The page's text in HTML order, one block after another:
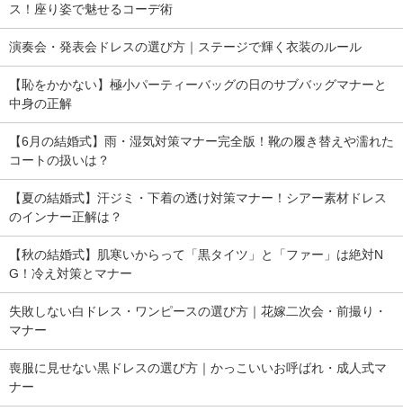
ス！座り姿で魅せるコーデ術
演奏会・発表会ドレスの選び方｜ステージで輝く衣装のルール
【恥をかかない】極小パーティーバッグの日のサブバッグマナーと
中身の正解
【6月の結婚式】雨・湿気対策マナー完全版！靴の履き替えや濡れた
コートの扱いは？
【夏の結婚式】汗ジミ・下着の透け対策マナー！シアー素材ドレス
のインナー正解は？
【秋の結婚式】肌寒いからって「黒タイツ」と「ファー」は絶対N
G！冷え対策とマナー
失敗しない白ドレス・ワンピースの選び方｜花嫁二次会・前撮り・
マナー
喪服に見せない黒ドレスの選び方｜かっこいいお呼ばれ・成人式マ
ナー